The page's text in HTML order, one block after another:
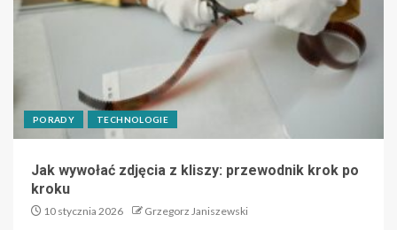
PORADY TECHNOLOGIE
Jak wywołać zdjęcia z kliszy: przewodnik krok po
kroku
10 stycznia 2026 Grzegorz Janiszewski